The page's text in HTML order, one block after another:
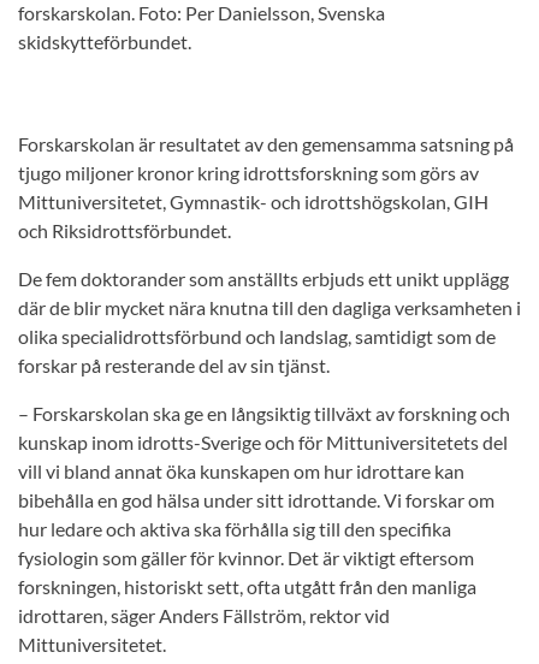
forskarskolan. Foto: Per Danielsson, Svenska
skidskytteförbundet.
Forskarskolan är resultatet av den gemensamma satsning på
tjugo miljoner kronor kring idrottsforskning som görs av
Mittuniversitetet, Gymnastik- och idrottshögskolan, GIH
och Riksidrottsförbundet.
De fem doktorander som anställts erbjuds ett unikt upplägg
där de blir mycket nära knutna till den dagliga verksamheten i
olika specialidrottsförbund och landslag, samtidigt som de
forskar på resterande del av sin tjänst.
– Forskarskolan ska ge en långsiktig tillväxt av forskning och
kunskap inom idrotts-Sverige och för Mittuniversitetets del
vill vi bland annat öka kunskapen om hur idrottare kan
bibehålla en god hälsa under sitt idrottande. Vi forskar om
hur ledare och aktiva ska förhålla sig till den specifika
fysiologin som gäller för kvinnor. Det är viktigt eftersom
forskningen, historiskt sett, ofta utgått från den manliga
idrottaren, säger Anders Fällström, rektor vid
Mittuniversitetet.